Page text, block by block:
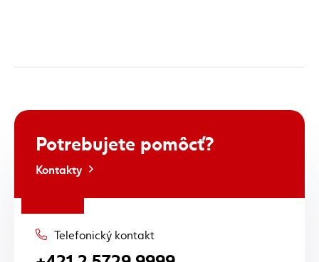
Potrebujete pomôcť?
Kontakty
Telefonický kontakt